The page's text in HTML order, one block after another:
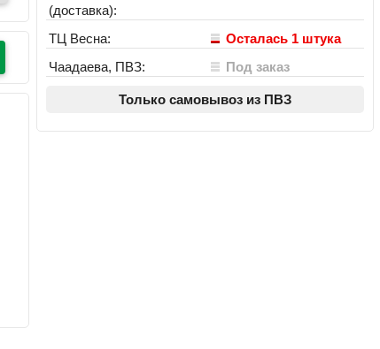
(доставка):
ТЦ Весна:
Осталась 1 штука
Чаадаева, ПВЗ:
Под заказ
Только самовывоз из ПВЗ